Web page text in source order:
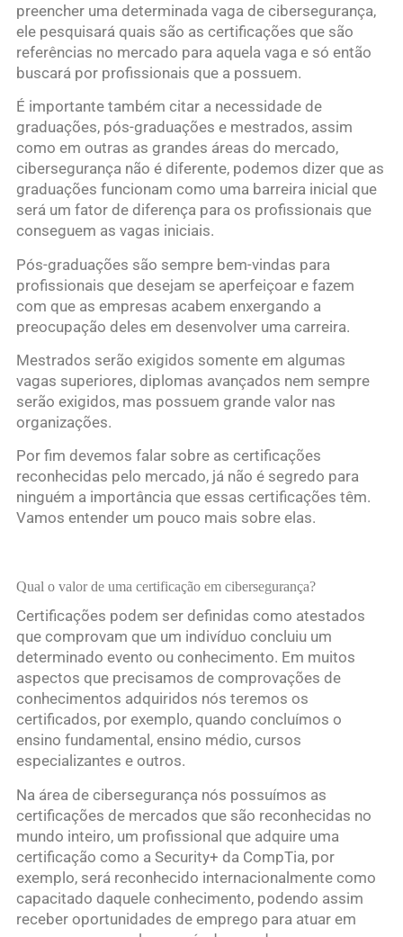
preencher uma determinada vaga de cibersegurança,
ele pesquisará quais são as certificações que são
referências no mercado para aquela vaga e só então
buscará por profissionais que a possuem.
É importante também citar a necessidade de
graduações, pós-graduações e mestrados, assim
como em outras as grandes áreas do mercado,
cibersegurança não é diferente, podemos dizer que as
graduações funcionam como uma barreira inicial que
será um fator de diferença para os profissionais que
conseguem as vagas iniciais.
Pós-graduações são sempre bem-vindas para
profissionais que desejam se aperfeiçoar e fazem
com que as empresas acabem enxergando a
preocupação deles em desenvolver uma carreira.
Mestrados serão exigidos somente em algumas
vagas superiores, diplomas avançados nem sempre
serão exigidos, mas possuem grande valor nas
organizações.
Por fim devemos falar sobre as certificações
reconhecidas pelo mercado, já não é segredo para
ninguém a importância que essas certificações têm.
Vamos entender um pouco mais sobre elas.
Qual o valor de uma certificação em cibersegurança?
Certificações podem ser definidas como atestados
que comprovam que um indivíduo concluiu um
determinado evento ou conhecimento. Em muitos
aspectos que precisamos de comprovações de
conhecimentos adquiridos nós teremos os
certificados, por exemplo, quando concluímos o
ensino fundamental, ensino médio, cursos
especializantes e outros.
Na área de cibersegurança nós possuímos as
certificações de mercados que são reconhecidas no
mundo inteiro, um profissional que adquire uma
certificação como a Security+ da CompTia, por
exemplo, será reconhecido internacionalmente como
capacitado daquele conhecimento, podendo assim
receber oportunidades de emprego para atuar em